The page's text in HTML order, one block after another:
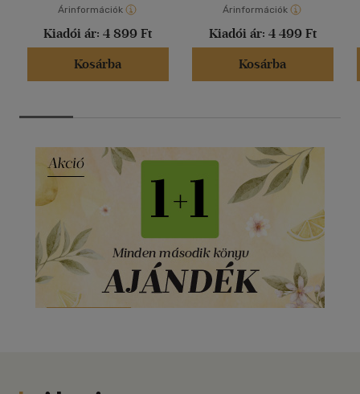
Árinformációk
Kiadói ár: 4 899 Ft
Kosárba
Árinformációk
Kiadói ár: 4 499 Ft
Kosárba